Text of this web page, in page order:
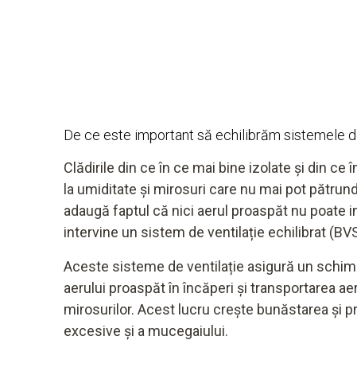
De ce este important să echilibrăm sistemele
Clădirile din ce în ce mai bine izolate și din ce
la umiditate și mirosuri care nu mai pot
adaugă faptul că nici aerul proaspăt nu poate
intervine un sistem de ventilație echilibrat
Aceste sisteme de ventilație asigură un
aerului proaspăt în încăperi și transportarea
mirosurilor. Acest lucru crește bunăstarea și
excesive și a mucegaiului.